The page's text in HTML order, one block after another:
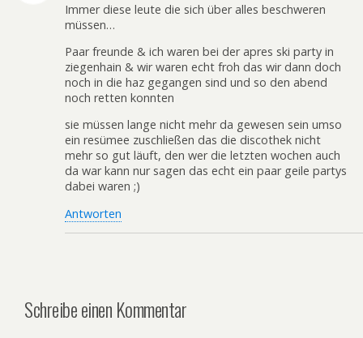
Immer diese leute die sich über alles beschweren
müssen…
Paar freunde & ich waren bei der apres ski party in
ziegenhain & wir waren echt froh das wir dann doch
noch in die haz gegangen sind und so den abend
noch retten konnten
sie müssen lange nicht mehr da gewesen sein umso
ein resümee zuschließen das die discothek nicht
mehr so gut läuft, den wer die letzten wochen auch
da war kann nur sagen das echt ein paar geile partys
dabei waren ;)
Antworten
Schreibe einen Kommentar